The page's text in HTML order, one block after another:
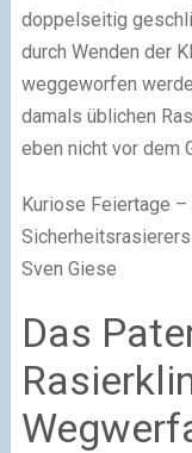
doppelseitig
durch Wenden der
weggeworfen
damals üblichen
eben nicht vor dem
Kuriose Feiertage
Sven Giese
Das